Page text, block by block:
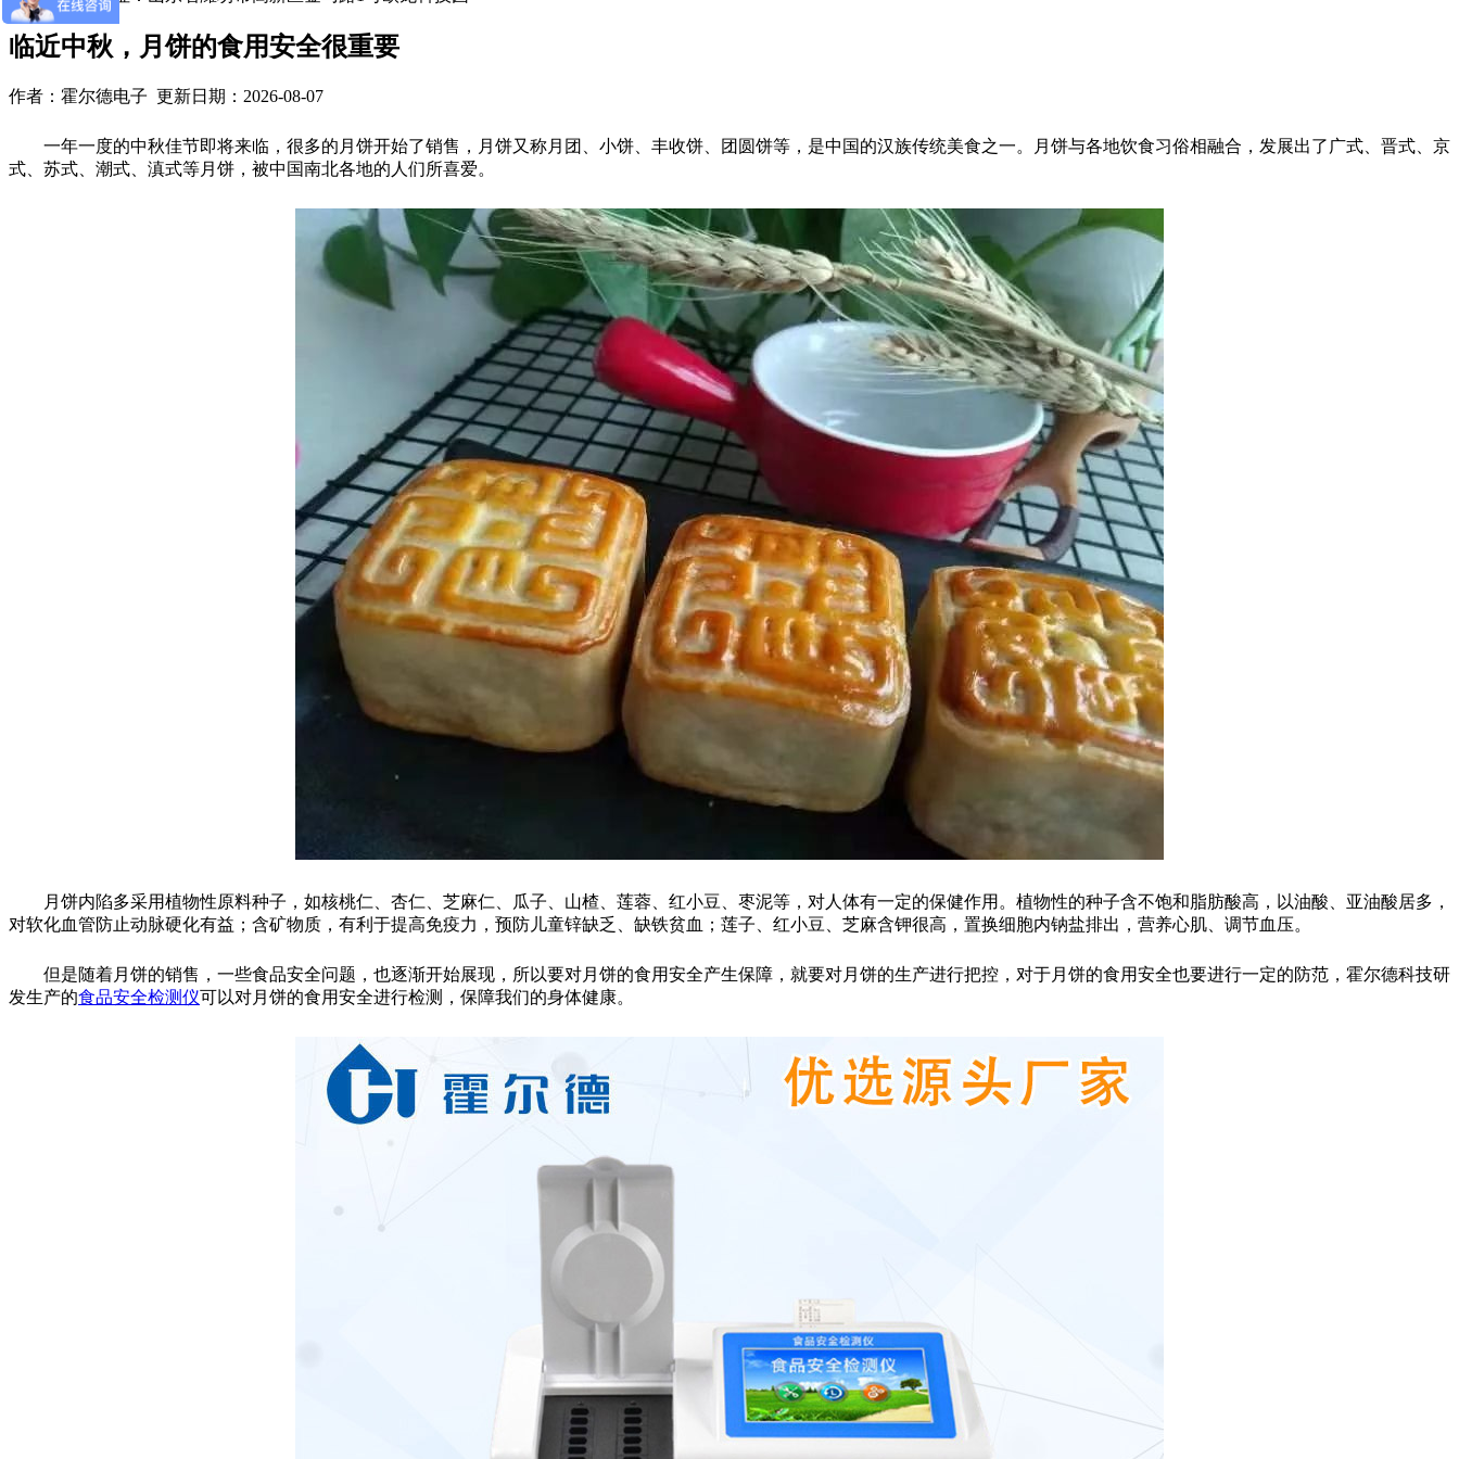
临近中秋，月饼的食用安全很重要
作者：霍尔德电子 更新日期：2026-08-07
一年一度的中秋佳节即将来临，很多的月饼开始了销售，月饼又称月团、小饼、丰收饼、团圆饼等，是中国的汉族传统美食之一。月饼与各地饮食习俗相融合，发展出了广式、晋式、京
式、苏式、潮式、滇式等月饼，被中国南北各地的人们所喜爱。
月饼内陷多采用植物性原料种子，如核桃仁、杏仁、芝麻仁、瓜子、山楂、莲蓉、红小豆、枣泥等，对人体有一定的保健作用。植物性的种子含不饱和脂肪酸高，以油酸、亚油酸居多，
对软化血管防止动脉硬化有益；含矿物质，有利于提高免疫力，预防儿童锌缺乏、缺铁贫血；莲子、红小豆、芝麻含钾很高，置换细胞内钠盐排出，营养心肌、调节血压。
但是随着月饼的销售，一些食品安全问题，也逐渐开始展现，所以要对月饼的食用安全产生保障，就要对月饼的生产进行把控，对于月饼的食用安全也要进行一定的防范，霍尔德科技研
发生产的食品安全检测仪可以对月饼的食用安全进行检测，保障我们的身体健康。